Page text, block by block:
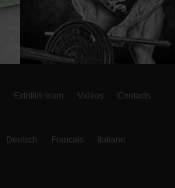
Extrifit® team Vidéos
Contacts
Deutsch Francais
Italiano